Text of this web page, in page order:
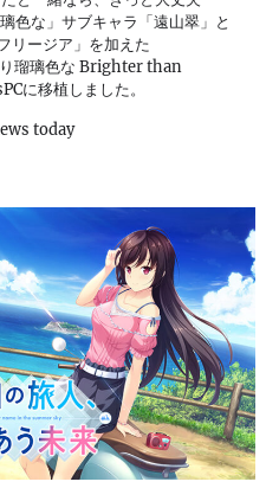
な」サブキャラ「遠山翠」と
リージア」を加えた
瑠璃色な Brighter than
に移植しました。
today